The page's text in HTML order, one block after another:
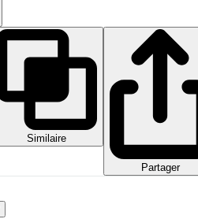
Similaire
Partager